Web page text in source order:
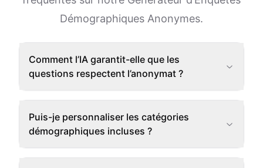
Démographiques Anonymes.
Comment l’IA garantit-elle que les
questions respectent l’anonymat ?
Puis-je personnaliser les catégories
démographiques incluses ?